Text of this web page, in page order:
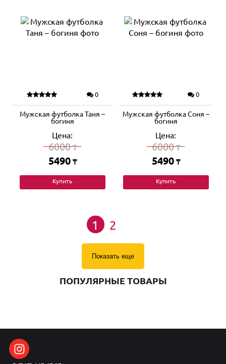
0
Мужская футболка Таня –
богиня
Цена:
6000₸
5490 ₸
Купить
0
Мужская футболка Соня –
богиня
Цена:
6000₸
5490 ₸
Купить
1 2
Показать еще
ПОПУЛЯРНЫЕ ТОВАРЫ